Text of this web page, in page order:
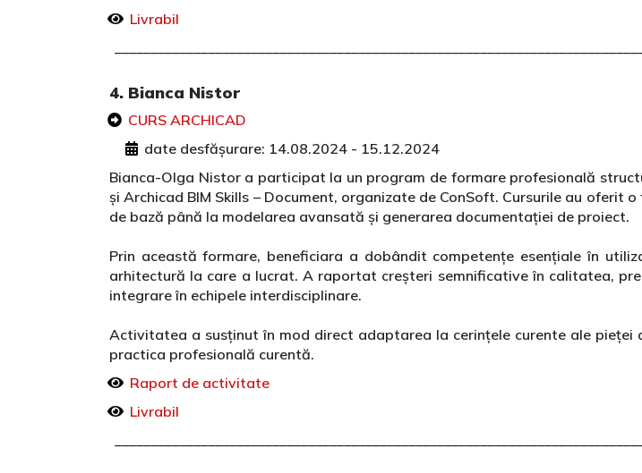
Livrabil
4. Bianca Nistor
CURS ARCHICAD
date desfășurare: 14.08.2024 - 15.12.2024
Bianca-Olga Nistor a participat la un program de formare profesională
și Archicad BIM Skills – Document, organizate de ConSoft. Cursurile au
de bază până la modelarea avansată și generarea documentației de proiect.
Prin această formare, beneficiara a dobândit competențe esențiale în
arhitectură la care a lucrat. A raportat creșteri semnificative în calitatea,
integrare în echipele interdisciplinare.
Activitatea a susținut în mod direct adaptarea la cerințele curente ale
practica profesională curentă.
Raport de activitate
Livrabil